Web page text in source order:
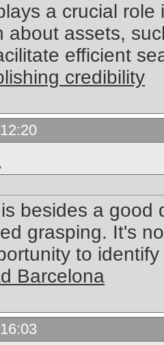
a crucial
about assets,
efficient
credibility
besides a good
grasping. It's
to
Barcelona